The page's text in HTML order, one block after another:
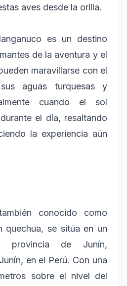
aves desde la orilla.
es un destino
de la aventura y el
maravillarse con el
aguas turquesas y
cuando el sol
el día, resaltando
la experiencia aún
conocido como
quechua, se sitúa en un
provincia de Junín,
en el Perú. Con una
sobre el nivel del